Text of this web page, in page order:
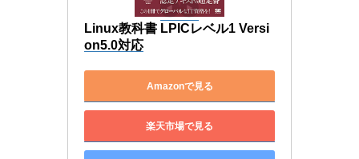
Linux教科書 LPICレベル1 Versi
on5.0対応
Amazonで見る
楽天市場で見る